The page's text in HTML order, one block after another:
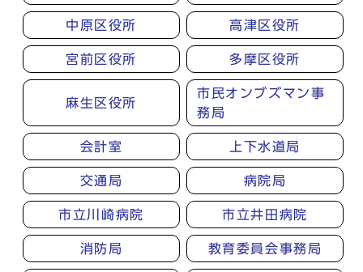
中原区役所 高津区役所
宮前区役所 多摩区役所
麻生区役所
市民オンブズマン事
務局
会計室 上下水道局
交通局 病院局
市立川崎病院 市立井田病院
消防局 教育委員会事務局